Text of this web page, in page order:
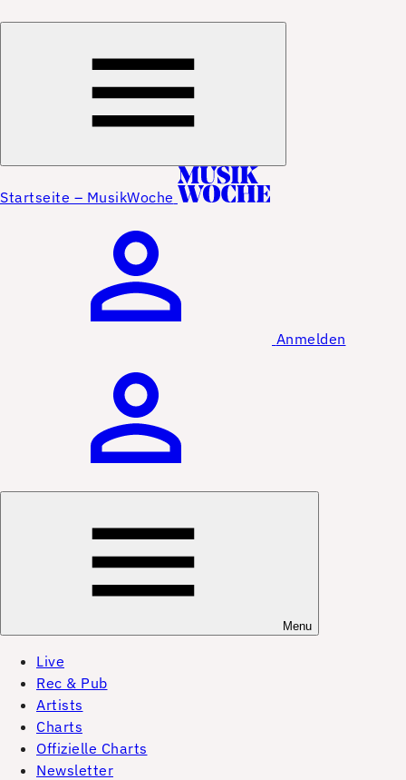
Startseite – MusikWoche
Anmelden
Menu
Live
Rec & Pub
Artists
Charts
Offizielle Charts
Newsletter